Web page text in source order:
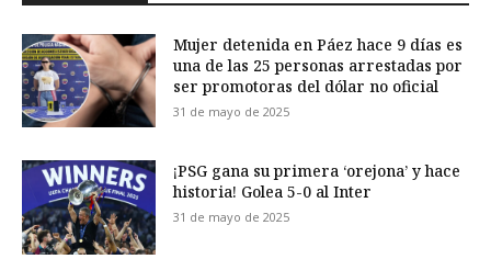
Mujer detenida en Páez hace 9 días es
una de las 25 personas arrestadas por
ser promotoras del dólar no oficial
31 de mayo de 2025
¡PSG gana su primera ‘orejona’ y hace
historia! Golea 5-0 al Inter
31 de mayo de 2025